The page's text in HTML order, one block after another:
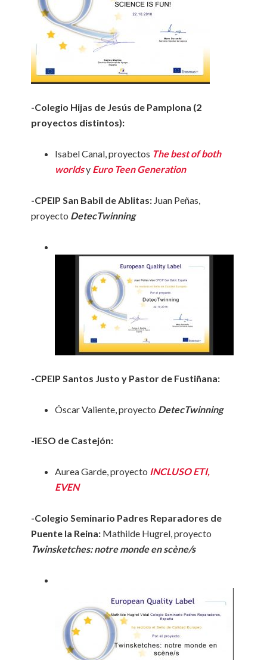
-Colegio Hijas de Jesús de Pamplona (2
proyectos distintos):
Isabel Canal, proyectos The best of both
worldsy Euro Teen Generation
-CPEIP San Babil de Ablitas: Juan Peñas,
proyecto DetecTwinning
-CPEIP Santos Justo y Pastor de Fustiñana:
Óscar Valiente, proyecto DetecTwinning
-IESO de Castejón:
Aurea Garde, proyecto INCLUSO ETI,
EVEN
-Colegio Seminario Padres Reparadores de
Puente la Reina: Mathilde Hugrel, proyecto
Twinsketches: notre monde en scène/s